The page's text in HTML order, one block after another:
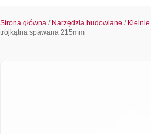
Strona główna / Narzędzia budowlane / Kielnie
trójkątna spawana 215mm